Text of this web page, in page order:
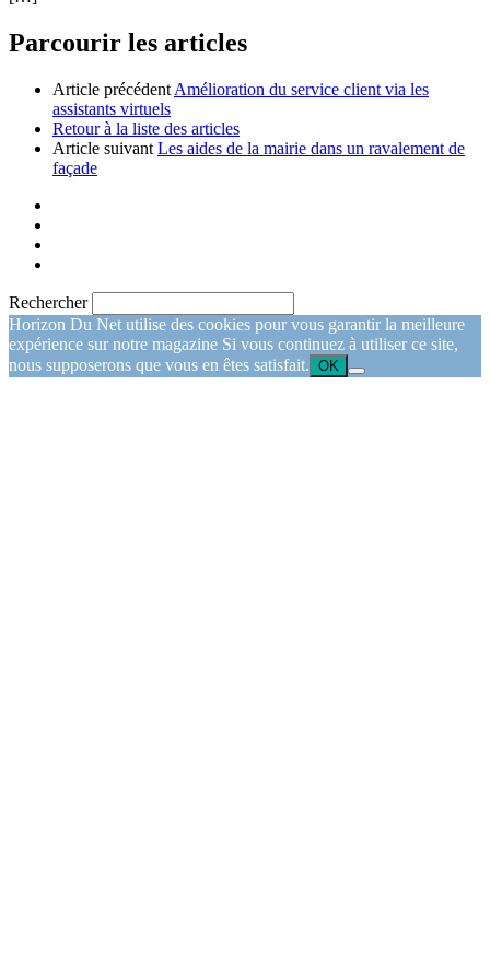
Parcourir les articles
Article précédent Amélioration du service client via les
assistants virtuels
Retour à la liste des articles
Article suivant Les aides de la mairie dans un ravalement de
façade
Rechercher
Horizon Du Net utilise des cookies pour vous garantir la meilleure
expérience sur notre magazine Si vous continuez à utiliser ce site,
nous supposerons que vous en êtes satisfait. OK